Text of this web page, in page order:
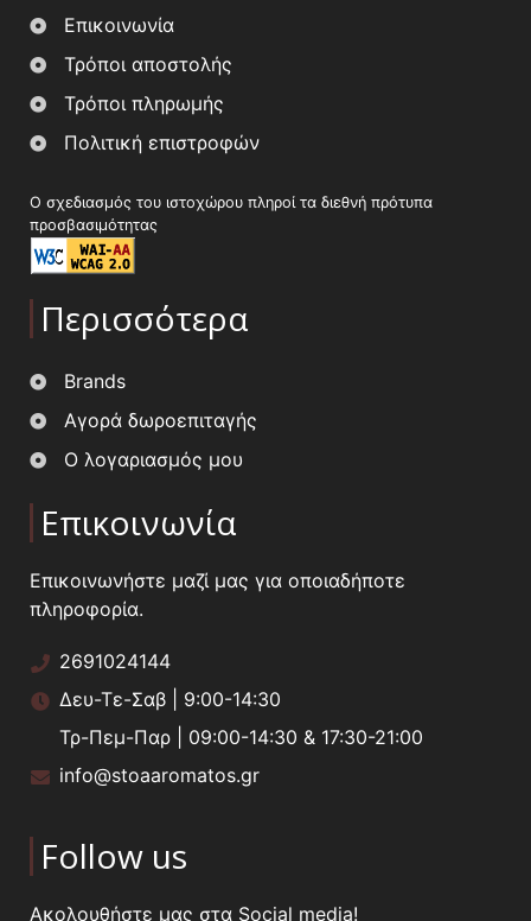
Επικοινωνία
Τρόποι αποστολής
Τρόποι πληρωμής
Πολιτική επιστροφών
Ο σχεδιασμός του ιστοχώρου πληροί τα διεθνή πρότυπα
προσβασιμότητας
Περισσότερα
Brands
Αγορά δωροεπιταγής
Ο λογαριασμός μου
Επικοινωνία
Επικοινωνήστε μαζί μας για οποιαδήποτε
πληροφορία.
2691024144
Δευ-Τε-Σαβ | 9:00-14:30
Τρ-Πεμ-Παρ | 09:00-14:30 & 17:30-21:00
info@stoaaromatos.gr
Follow us
Ακολουθήστε μας στα Social media!